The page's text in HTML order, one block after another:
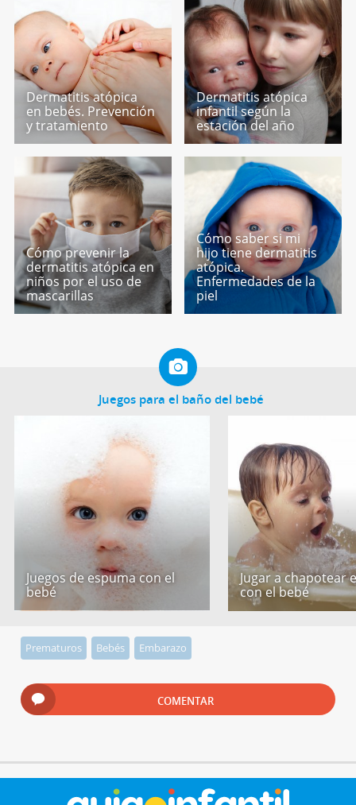
Dermatitis atópica
en bebés. Prevención
y tratamiento
Dermatitis atópica
infantil según la
estación del año
Cómo prevenir la
dermatitis atópica en
niños por el uso de
mascarillas
Cómo saber si mi
hijo tiene dermatitis
atópica.
Enfermedades de la
piel
Juegos para el baño del bebé
Juegos de espuma con el
bebé
Jugar a chapotear
con el bebé
Prematuros Bebés Embarazo
COMENTAR